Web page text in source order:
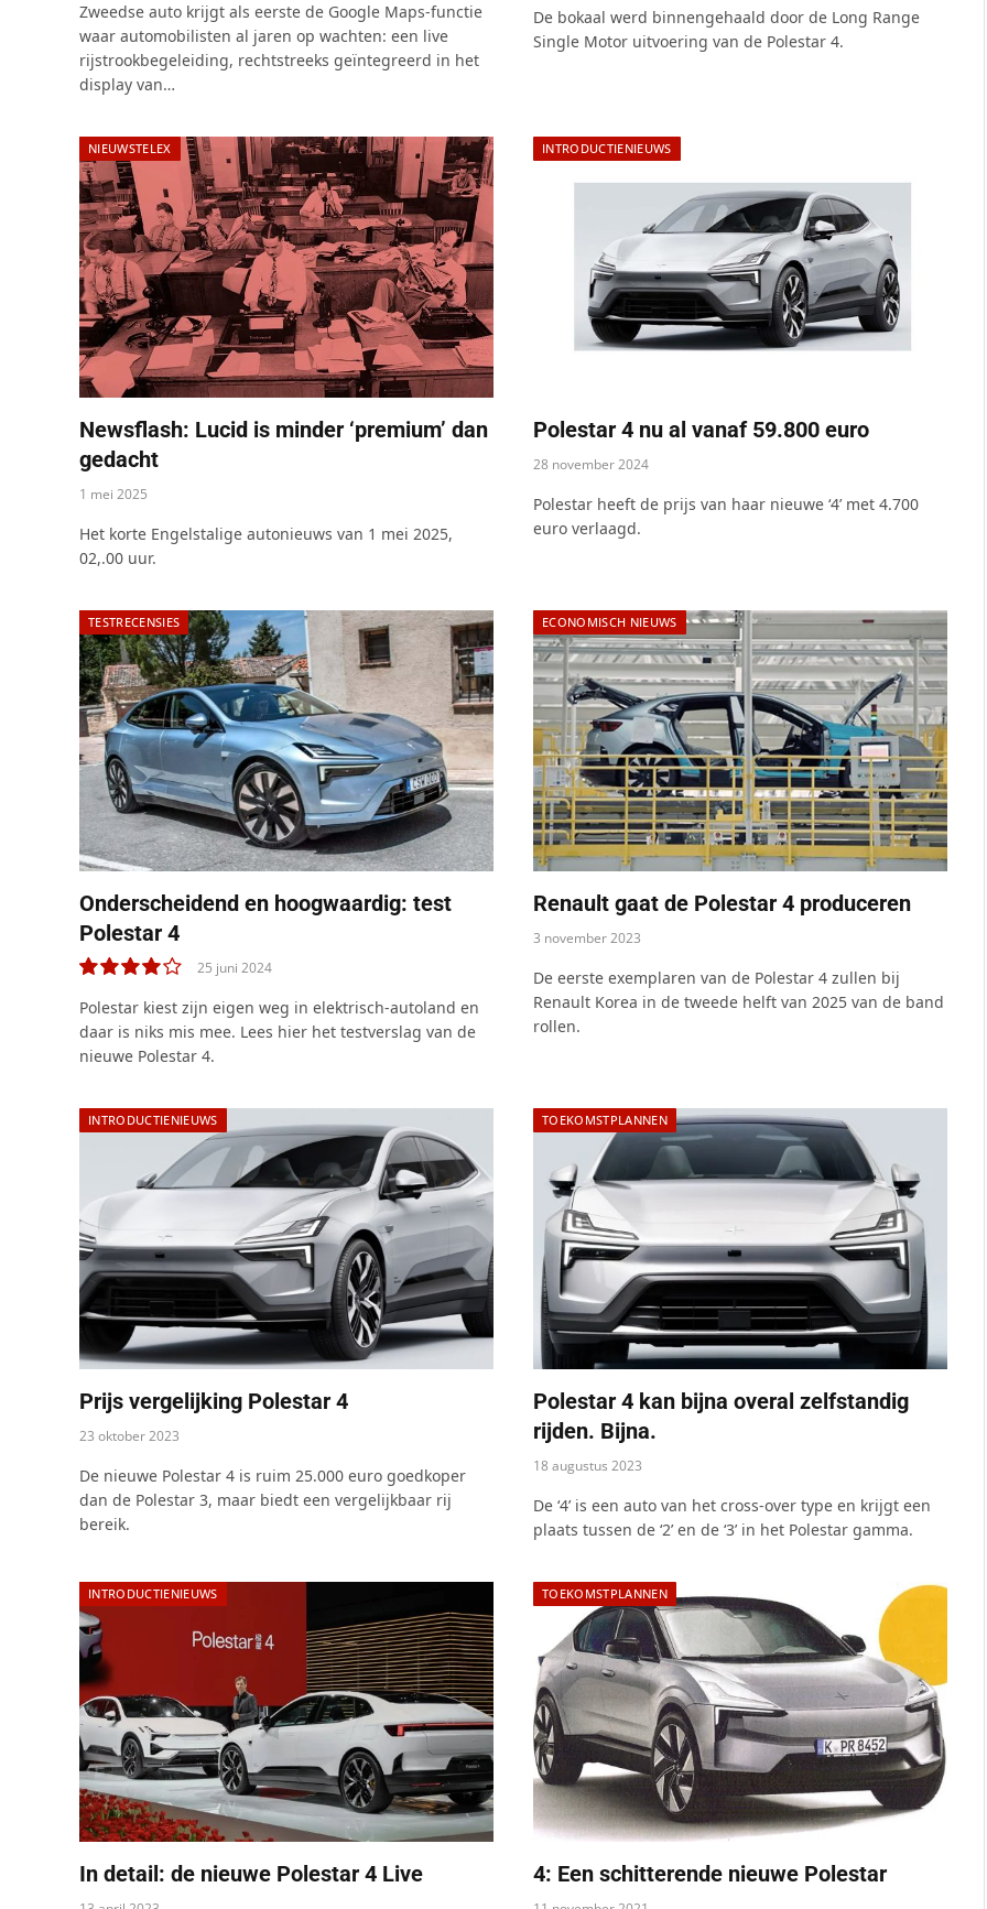
Zweedse auto krijgt als eerste de Google Maps-functie
waar automobilisten al jaren op wachten: een live
rijstrookbegeleiding, rechtstreeks geïntegreerd in het
display van…
De bokaal werd binnengehaald door de Long Range
Single Motor uitvoering van de Polestar 4.
NIEUWSTELEX
Newsflash: Lucid is minder ‘premium’ dan
gedacht
1 mei 2025
Het korte Engelstalige autonieuws van 1 mei 2025,
02,.00 uur.
INTRODUCTIENIEUWS
Polestar 4 nu al vanaf 59.800 euro
28 november 2024
Polestar heeft de prijs van haar nieuwe ‘4’ met 4.700
euro verlaagd.
TESTRECENSIES
Onderscheidend en hoogwaardig: test
Polestar 4
8.0
25 juni 2024
Polestar kiest zijn eigen weg in elektrisch-autoland en
daar is niks mis mee. Lees hier het testverslag van de
nieuwe Polestar 4.
ECONOMISCH NIEUWS
Renault gaat de Polestar 4 produceren
3 november 2023
De eerste exemplaren van de Polestar 4 zullen bij
Renault Korea in de tweede helft van 2025 van de band
rollen.
INTRODUCTIENIEUWS
Prijs vergelijking Polestar 4
23 oktober 2023
De nieuwe Polestar 4 is ruim 25.000 euro goedkoper
dan de Polestar 3, maar biedt een vergelijkbaar rij
bereik.
TOEKOMSTPLANNEN
Polestar 4 kan bijna overal zelfstandig
rijden. Bijna.
18 augustus 2023
De ‘4’ is een auto van het cross-over type en krijgt een
plaats tussen de ‘2’ en de ‘3’ in het Polestar gamma.
INTRODUCTIENIEUWS
In detail: de nieuwe Polestar 4 Live
TOEKOMSTPLANNEN
4: Een schitterende nieuwe Polestar